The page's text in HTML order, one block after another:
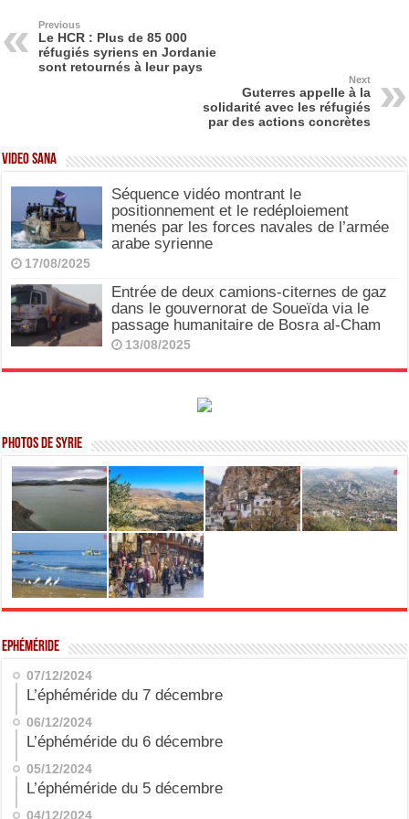
b
o
d
o
Previous
Le HCR : Plus de 85 000
réfugiés syriens en Jordanie
sont retournés à leur pays
Next
Guterres appelle à la
solidarité avec les réfugiés
par des actions concrètes
Video SANA
Séquence vidéo montrant le
positionnement et le redéploiement
menés par les forces navales de l’armée
arabe syrienne
17/08/2025
Entrée de deux camions-citernes de gaz
dans le gouvernorat de Soueïda via le
passage humanitaire de Bosra al-Cham
13/08/2025
Photos de Syrie
Ephéméride
07/12/2024
L’éphéméride du 7 décembre
06/12/2024
L’éphéméride du 6 décembre
05/12/2024
L’éphéméride du 5 décembre
04/12/2024